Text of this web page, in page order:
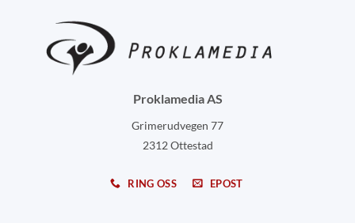
Proklamedia AS
Grimerudvegen 77
2312 Ottestad
RING OSS EPOST